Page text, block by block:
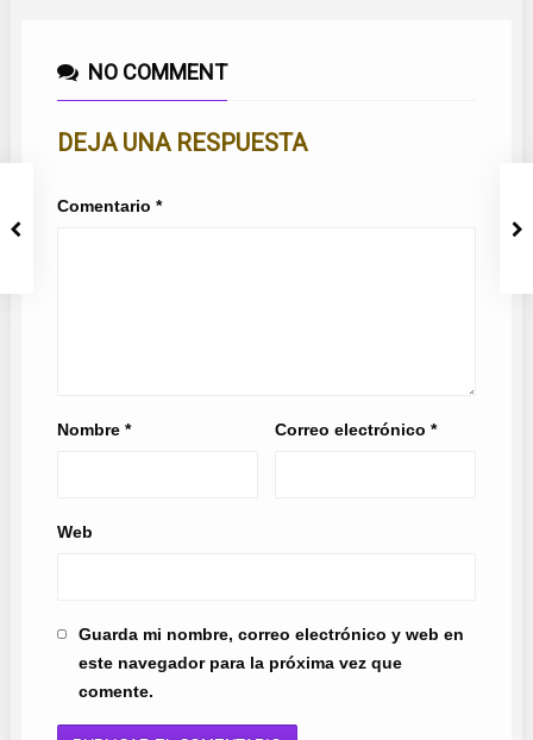
NO COMMENT
DEJA UNA RESPUESTA
Comentario *
Nombre * Correo electrónico*
Web
Guarda mi nombre, correo electrónico y web en
este navegador para la próxima vez que
comente.